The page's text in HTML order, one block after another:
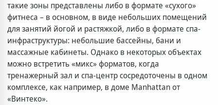
такие зоны представлены либо в формате «сухого»
фитнеса – в основном, в виде небольших помещений
для занятий йогой и растяжкой, либо в формате спа-
инфраструктуры: небольшие бассейны, бани и
массажные кабинеты. Однако в некоторых объектах
можно встретить «микс» форматов, когда
тренажерный зал и спа-центр сосредоточены в одном
комплексе, как например, в доме Manhattan от
«Винтеко».